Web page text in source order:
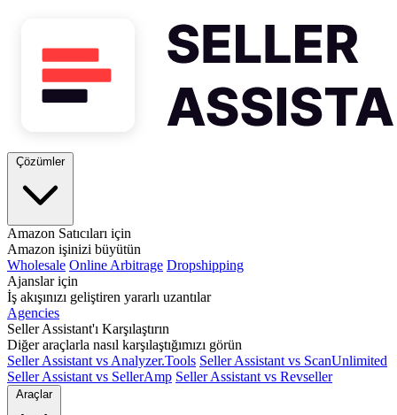
Çözümler
Amazon Satıcıları için
Amazon işinizi büyütün
Wholesale Online Arbitrage Dropshipping
Ajanslar için
İş akışınızı geliştiren yararlı uzantılar
Agencies
Seller Assistant'ı Karşılaştırın
Diğer araçlarla nasıl karşılaştığımızı görün
Seller Assistant vs Analyzer.Tools Seller Assistant vs ScanUnlimited
Seller Assistant vs SellerAmp Seller Assistant vs Revseller
Araçlar